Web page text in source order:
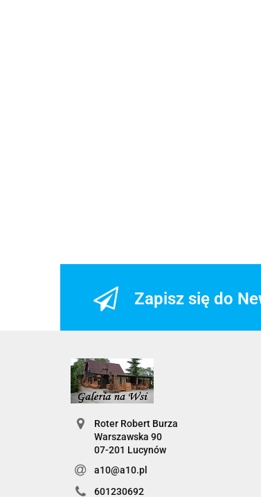
Zapisz się do
Roter Robert Burza
Warszawska 90
07-201 Lucynów
a10@a10.pl
601230692